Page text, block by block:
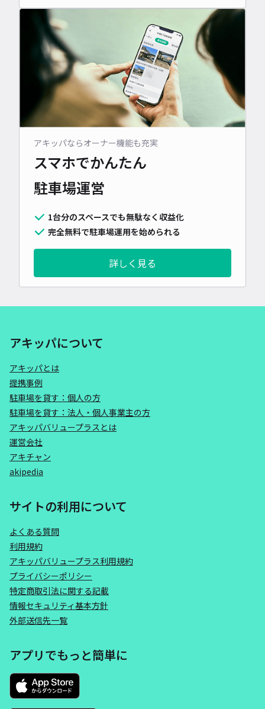
アキッパならオーナー機能も充実
スマホでかんたん
駐車場運営
1台分のスペースでも無駄なく収益化
完全無料で駐車場運用を始められる
詳しく見る
アキッパについて
アキッパとは
提携事例
駐車場を貸す：個人の方
駐車場を貸す：法人・個人事業主の方
アキッパバリュープラスとは
運営会社
アキチャン
akipedia
サイトの利用について
よくある質問
利用規約
アキッパバリュープラス利用規約
プライバシーポリシー
特定商取引法に関する記載
情報セキュリティ基本方針
外部送信先一覧
アプリでもっと簡単に